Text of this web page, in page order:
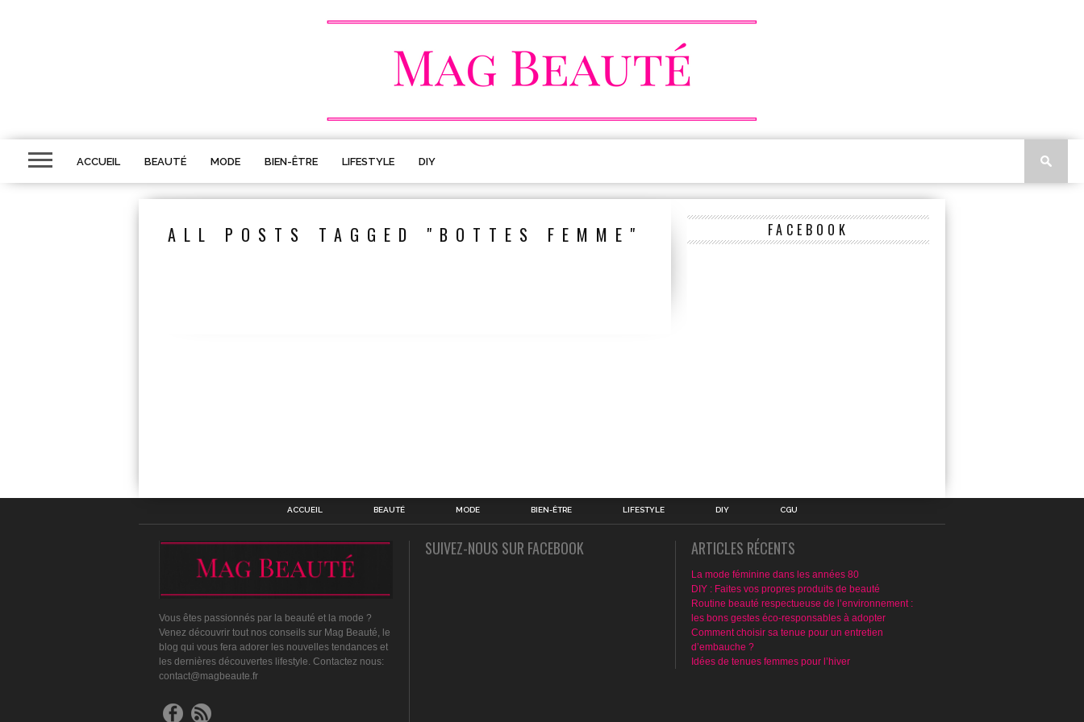
ACCUEIL BEAUTÉ MODE BIEN-ÊTRE LIFESTYLE DIY
ALL POSTS TAGGED "BOTTES FEMME" FACEBOOK
ACCUEIL BEAUTÉ MODE BIEN-ÊTRE LIFESTYLE DIY CGU
Vous êtes passionnés par la beauté et la mode ?
Venez découvrir tout nos conseils sur Mag Beauté, le
blog qui vous fera adorer les nouvelles tendances et
les dernières découvertes lifestyle. Contactez nous:
contact@magbeaute.fr
SUIVEZ-NOUS SUR FACEBOOK ARTICLES RÉCENTS
La mode féminine dans les années 80
DIY : Faites vos propres produits de beauté
Routine beauté respectueuse de l’environnement :
les bons gestes éco-responsables à adopter
Comment choisir sa tenue pour un entretien
d’embauche ?
Idées de tenues femmes pour l’hiver